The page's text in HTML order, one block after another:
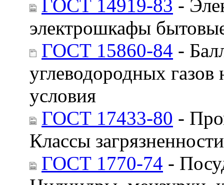
ГОСТ 14919-83 -
электрошкафы
ГОСТ 15860-84 -
углеводородных
условия
ГОСТ 17433-80 -
Классы загрязненности
ГОСТ 1770-74 -